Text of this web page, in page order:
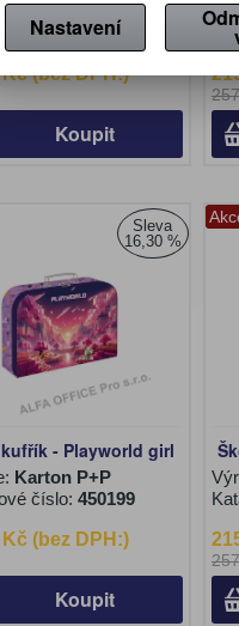
Karton P+P
číslo:450181
(bez DPH:)
Koupit
Sleva
16,30 %
- Playworld girl
Karton P+P
číslo: 450199
(bez DPH:)
Koupit
Nastavení